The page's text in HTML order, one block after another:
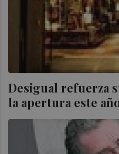
Desigual refuerza
la apertura este